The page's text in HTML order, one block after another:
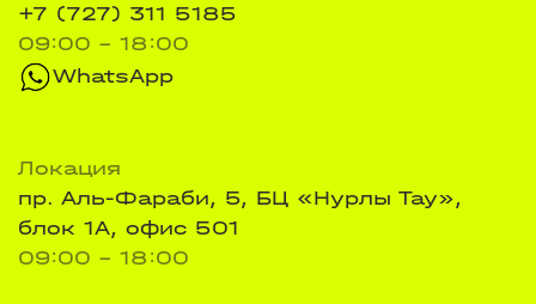
+7 (727) 311 5185
09:00 - 18:00
WhatsApp
Локация
пр. Аль-Фараби, 5, БЦ «Нурлы Тау»,
блок 1А, офис 501
09:00 - 18:00